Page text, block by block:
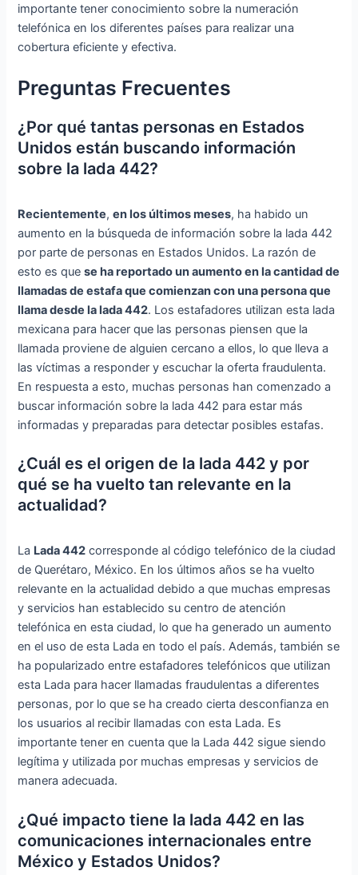
importante tener conocimiento sobre la numeración
telefónica en los diferentes países para realizar una
cobertura eficiente y efectiva.
Preguntas Frecuentes
¿Por qué tantas personas en Estados
Unidos están buscando información
sobre la lada 442?
Recientemente,en los últimos meses, ha habido un
aumento en la búsqueda de información sobre la lada 442
por parte de personas en Estados Unidos. La razón de
esto es quese ha reportado un aumento en la cantidad de
llamadas de estafa que comienzan con una persona que
llama desde la lada 442. Los estafadores utilizan esta lada
mexicana para hacer que las personas piensen que la
llamada proviene de alguien cercano a ellos, lo que lleva a
las víctimas a responder y escuchar la oferta fraudulenta.
En respuesta a esto, muchas personas han comenzado a
buscar información sobre la lada 442 para estar más
informadas y preparadas para detectar posibles estafas.
¿Cuál es el origen de la lada 442 y por
qué se ha vuelto tan relevante en la
actualidad?
La Lada 442 corresponde al código telefónico de la ciudad
de Querétaro, México. En los últimos años se ha vuelto
relevante en la actualidad debido a que muchas empresas
y servicios han establecido su centro de atención
telefónica en esta ciudad, lo que ha generado un aumento
en el uso de esta Lada en todo el país. Además, también se
ha popularizado entre estafadores telefónicos que utilizan
esta Lada para hacer llamadas fraudulentas a diferentes
personas, por lo que se ha creado cierta desconfianza en
los usuarios al recibir llamadas con esta Lada. Es
importante tener en cuenta que la Lada 442 sigue siendo
legítima y utilizada por muchas empresas y servicios de
manera adecuada.
¿Qué impacto tiene la lada 442 en las
comunicaciones internacionales entre
México y Estados Unidos?